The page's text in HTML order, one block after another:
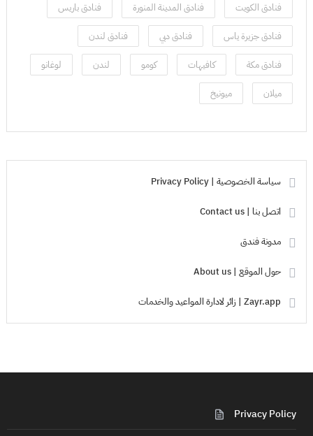
فنادق الكويت فنادق المدينة المنورة فنادق باريس
فنادق جزيرة ياس فنادق دبي فنادق لندن
فنادق مكة كافيهات كومو لندن لوغانو
ميلان ميونيخ
سياسة الخصوصية | Privacy Policy
اتصل بنا | Contact us
مدونة فندق
حول الموقع | About us
Zayr.app | زائر لادارة المواعيد والخدمات
Privacy Policy